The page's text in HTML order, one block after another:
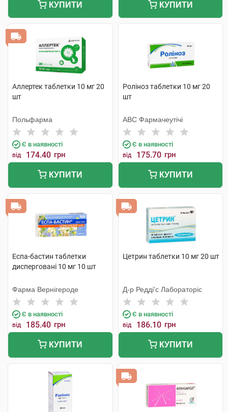
КУПИТИ КУПИТИ
Аллертек таблетки 10 мг 20
шт
Польфарма
Є в наявності
від 174.40 грн
КУПИТИ
Роліноз таблетки 10 мг 20
шт
АВС Фармачеутічі
Є в наявності
від 175.70 грн
КУПИТИ
Еспа-бастин таблетки
дисперговані 10 мг 10 шт
Фарма Вернігероде
Є в наявності
від 185.40 грн
КУПИТИ
Цетрин таблетки 10 мг 20 шт
Д-р Редді'с Лабораторіс
Є в наявності
від 186.10 грн
КУПИТИ